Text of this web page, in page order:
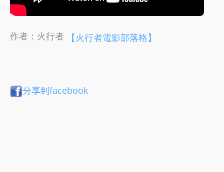
作者：火行者 【火行者電影部落格】
分享到facebook